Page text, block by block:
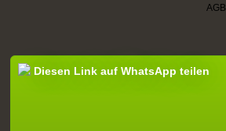
AGB
Diesen Link auf WhatsApp teilen